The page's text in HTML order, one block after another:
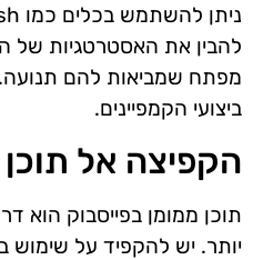
להבין את האסטרטגיות של
מפתח שמביאות להם תנועה.
ביצועי הקמפיינים.
הקפיצה אל
תוכן ממומן בפייסבוק הוא
יותר. יש להקפיד על שימוש